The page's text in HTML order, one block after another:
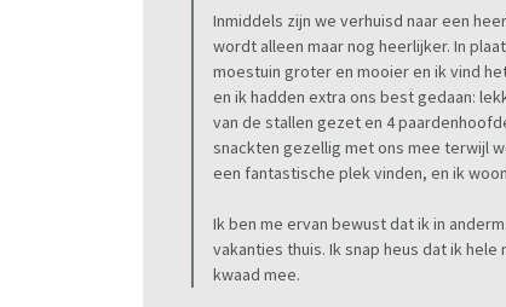
Inmiddels zijn we verhuisd naar een
wordt alleen maar nog heerlijker. In
moestuin groter en mooier en ik vind
en ik hadden extra ons best gedaan:
van de stallen gezet en 4
snackten gezellig met ons mee terwijl
een fantastische plek vinden, en ik
Ik ben me ervan bewust dat ik in
vakanties thuis. Ik snap heus dat ik
kwaad mee.